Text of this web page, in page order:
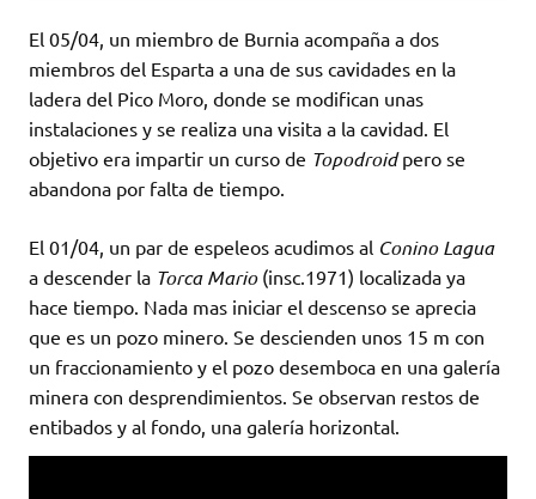
El 05/04, un miembro de Burnia acompaña a dos
miembros del Esparta a una de sus cavidades en la
ladera del Pico Moro, donde se modifican unas
instalaciones y se realiza una visita a la cavidad. El
objetivo era impartir un curso de Topodroidpero se
abandona por falta de tiempo.
El 01/04, un par de espeleos acudimos al Conino Lagua
a descender la Torca Mario(insc.1971) localizada ya
hace tiempo. Nada mas iniciar el descenso se aprecia
que es un pozo minero. Se descienden unos 15 m con
un fraccionamiento y el pozo desemboca en una galería
minera con desprendimientos. Se observan restos de
entibados y al fondo, una galería horizontal.